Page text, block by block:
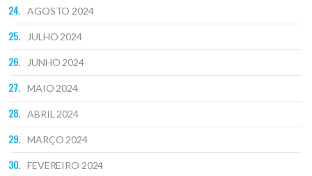
AGOSTO 2024
JULHO 2024
JUNHO 2024
MAIO 2024
ABRIL 2024
MARÇO 2024
FEVEREIRO 2024